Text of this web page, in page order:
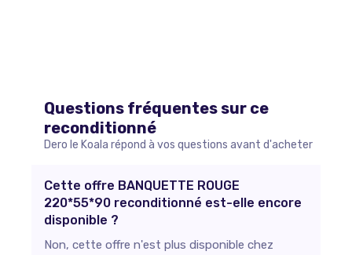
Questions fréquentes sur ce
reconditionné
Dero le Koala répond à vos questions avant d'acheter
Cette offre BANQUETTE ROUGE
220*55*90 reconditionné est-elle encore
disponible ?
Non, cette offre n'est plus disponible chez